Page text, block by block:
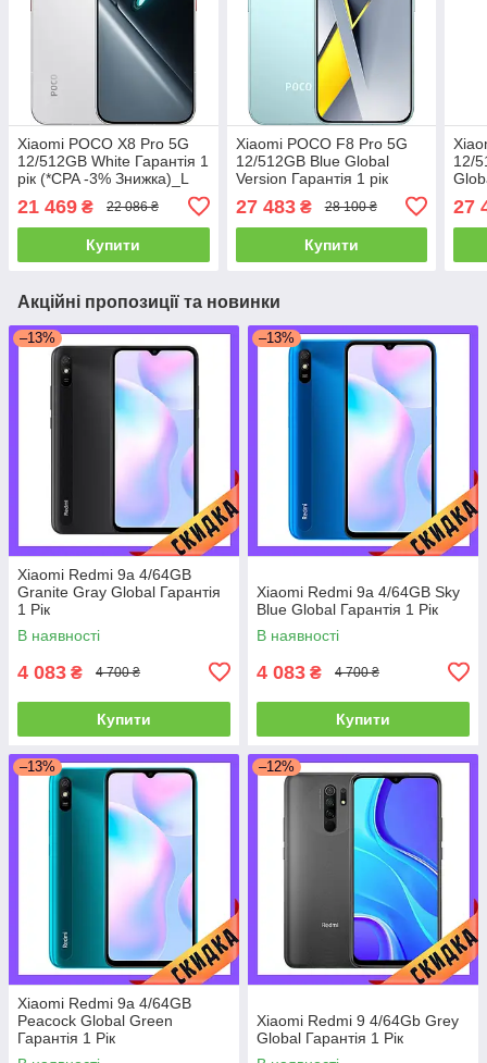
Xiaomi POCO X8 Pro 5G
12/512GB White Гарантія 1
рік (*CPA -3% Знижка)_L
21 469 ₴ 22 086 ₴
Купити
Xiaomi POCO F8 Pro 5G
12/512GB Blue Global
Version Гарантія 1 рік
27 483₴ 28 100 ₴
Купити
12/
27
Акційні пропозиції та новинки
–13%
Xiaomi Redmi 9a 4/64GB
Granite Gray Global Гарантія
1 Рік
В наявності
4 083 ₴ 4 700 ₴
Купити
–13%
Xiaomi Redmi 9a 4/64GB Sky
Blue Global Гарантія 1 Рік
В наявності
4 083 ₴ 4 700 ₴
Купити
–13%
Xiaomi Redmi 9a 4/64GB
Peacock Global Green
Гарантія 1 Рік
–12%
Xiaomi Redmi 9 4/64Gb Grey
Global Гарантія 1 Рік